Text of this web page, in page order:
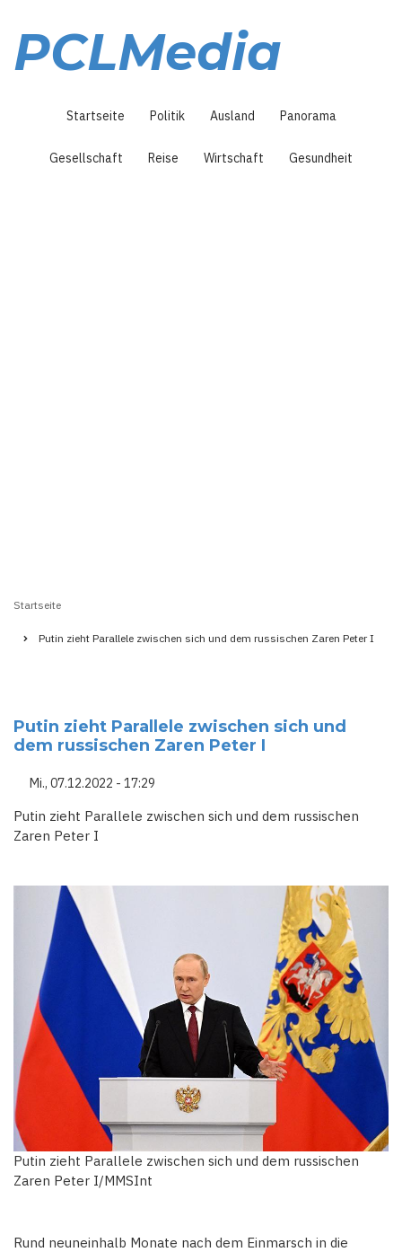
Inhalt
PCLMedia
Startseite Politik Ausland Panorama
Gesellschaft Reise Wirtschaft Gesundheit
Startseite
Putin zieht Parallele zwischen sich und dem russischen Zaren Peter I
Putin zieht Parallele zwischen sich und
dem russischen Zaren Peter I
Mi., 07.12.2022 - 17:29
Putin zieht Parallele zwischen sich und dem russischen
Zaren Peter I
Putin zieht Parallele zwischen sich und dem russischen
Zaren Peter I/MMSInt
Rund neuneinhalb Monate nach dem Einmarsch in die